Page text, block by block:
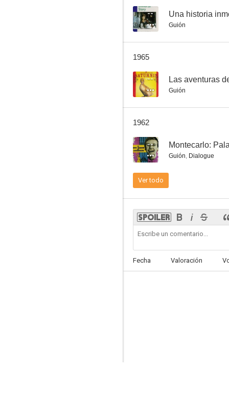
-- Una historia
Guión
1965
-- Las aventuras
Guión
1962
-- Montecarlo:
Guión, Dialogue
Ver todo
Fecha Valoración